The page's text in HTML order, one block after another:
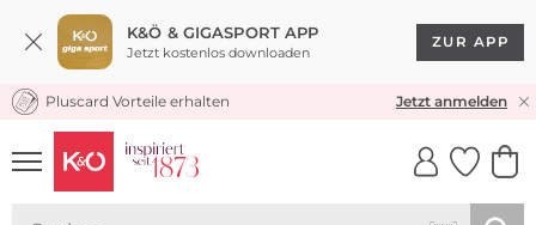
K&Ö & GIGASPORT APP
Jetzt kostenlos downloaden
ZUR APP
KOSTENLOSER VERSAND* & RÜCKVERSAND
Pluscard Vorteile erhalten Jetzt anmelden
UNSERE APP
CLICK &